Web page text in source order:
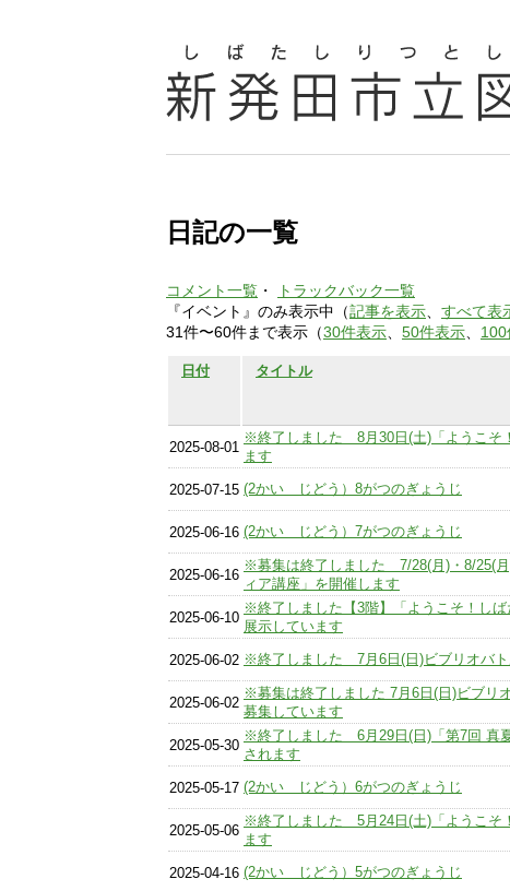
日記の一覧
コメント一覧 ・
トラックバック一覧
『イベント』のみ表示中（記事を表示 すべて表
31件〜60件まで表示（30件表示 50件表示
日付 タイトル
2025-08-01
※終了しました 8月30日(土)「ようこそ
ます
2025-07-15 (2かい じどう）8がつのぎょうじ
2025-06-16 (2かい じどう）7がつのぎょうじ
2025-06-16
※募集は終了しました 7/28(月)・8/25(
ィア講座」を開催します
2025-06-10
※終了しました【3階】「ようこそ！し
展示しています
2025-06-02 ※終了しました 7月6日(日)ビブリオバト
2025-06-02
※募集は終了しました 7月6日(日)ビブリ
募集しています
2025-05-30
※終了しました 6月29日(日)「第7回 真
されます
2025-05-17 (2かい じどう）6がつのぎょうじ
2025-05-06
※終了しました 5月24日(土)「ようこそ
ます
2025-04-16 (2かい じどう）5がつのぎょうじ